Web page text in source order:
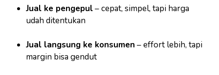
Jual ke pengepul– cepat, simpel, tapi harga
udah ditentukan
Jual langsung ke konsumen – effort lebih, tapi
margin bisa gendut